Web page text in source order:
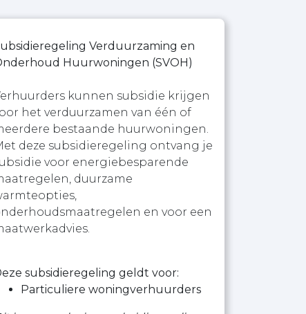
Verduurzaming en
Huurwoningen (SVOH)
kunnen subsidie krijgen
het verduurzamen van één of
bestaande huurwoningen.
deze subsidieregeling ontvang je
voor energiebesparende
duurzame
en voor een
subsidieregeling geldt voor:
Particuliere woningverhuurders